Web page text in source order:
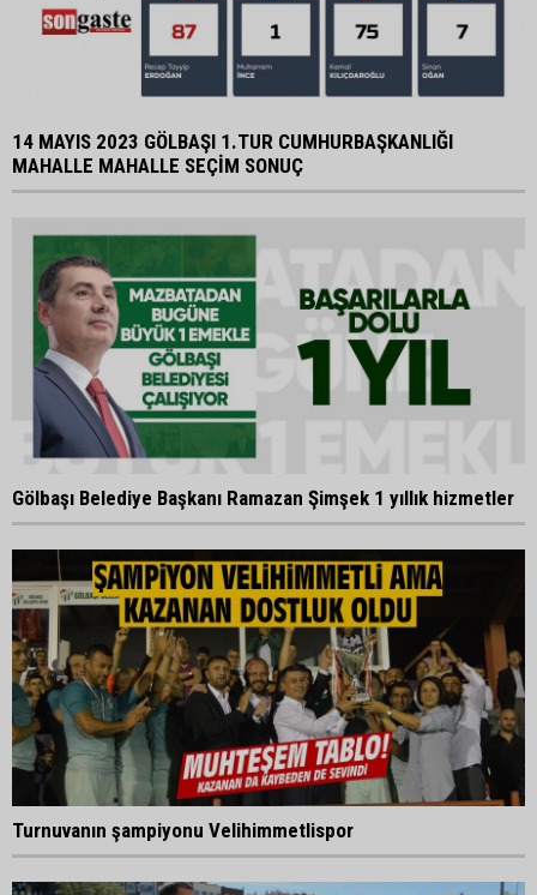
14 MAYIS 2023 GÖLBAŞI 1.TUR CUMHURBAŞKANLIĞI
MAHALLE MAHALLE SEÇİM SONUÇ
Gölbaşı Belediye Başkanı Ramazan Şimşek 1 yıllık hizmetler
Turnuvanın şampiyonu Velihimmetlispor